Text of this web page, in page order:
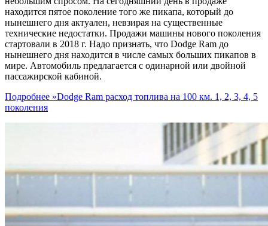
находится пятое поколение того же пикапа, который до
нынешнего дня актуален, невзирая на существенные
технические недостатки. Продажи машины нового поколения
стартовали в 2018 г. Надо признать, что Dodge Ram до
нынешнего дня находится в числе самых больших пикапов в
мире. Автомобиль предлагается с одинарной или двойной
пассажирской кабиной.
Подробнее »Dodge Ram расход топлива на 100 км. 1, 2, 3, 4, 5
поколения